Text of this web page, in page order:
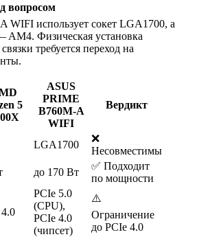
вопросом
WIFI использует сокет LGA1700, а
Физическая установка
требуется переход на
5
ASUS
PRIME
B760M-A
WIFI
Вердикт
LGA1700
❌
Несовместимы
до 170 Вт
✅ Подходит
по мощности
PCIe 5.0
(CPU),
PCIe 4.0
(чипсет)
⚠️
Ограничение
до PCIe 4.0